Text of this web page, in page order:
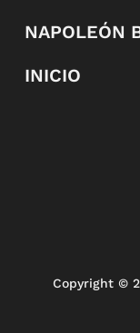
NAPOLEÓN
INICIO
Copyright ©